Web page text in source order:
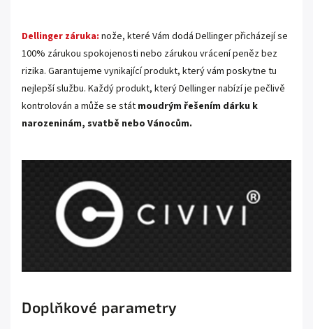
Dellinger záruka: nože, které Vám dodá Dellinger přicházejí se
100% zárukou spokojenosti nebo zárukou vrácení peněz bez
rizika. Garantujeme vynikající produkt, který vám poskytne tu
nejlepší službu. Každý produkt, který Dellinger nabízí je pečlivě
kontrolován a může se stát moudrým řešením dárku k
narozeninám, svatbě nebo Vánocům.
Doplňkové parametry